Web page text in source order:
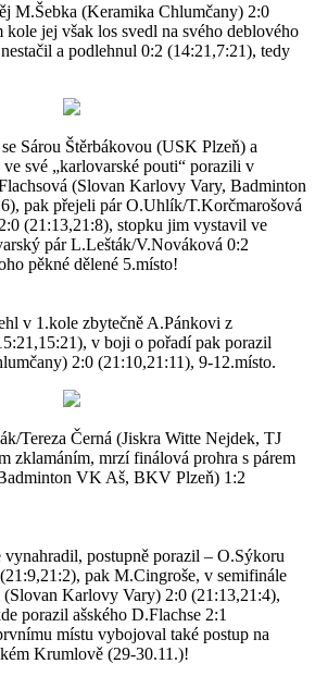
M.Šebka (Keramika Chlumčany) 2:0
jej však los svedl na svého deblového
a podlehnul 0:2 (14:21,7:21), tedy
Sárou Štěrbákovou (USK Plzeň) a
své „karlovarské pouti“ porazili v
(Slovan Karlovy Vary, Badminton
pak přejeli pár O.Uhlík/T.Korčmarošová
(21:13,21:8), stopku jim vystavil ve
pár L.Lešták/V.Nováková 0:2
pěkné dělené 5.místo!
v 1.kole zbytečně A.Pánkovi z
v boji o pořadí pak porazil
2:0 (21:10,21:11), 9-12.místo.
Tereza Černá (Jiskra Witte Nejdek, TJ
zklamáním, mrzí finálová prohra s párem
VK Aš, BKV Plzeň) 1:2
vynahradil, postupně porazil – O.Sýkoru
pak M.Cingroše, v semifinále
Karlovy Vary) 2:0 (21:13,21:4),
porazil ašského D.Flachse 2:1
místu vybojoval také postup na
Krumlově (29-30.11.)!